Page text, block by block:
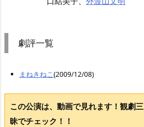
劇評一覧
まねきねこ(2009/12/08)
この公演は、動画で見れます！観劇三
昧でチェック！！